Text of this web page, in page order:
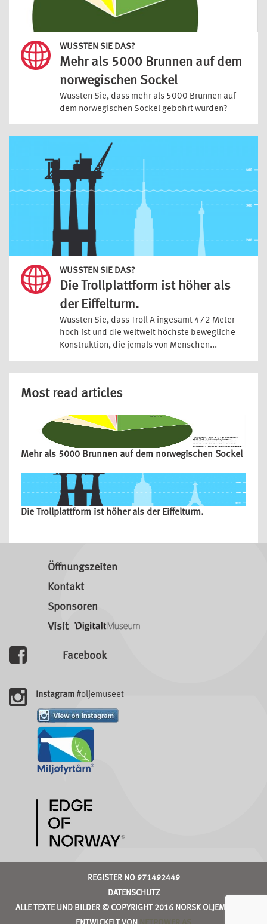
WUSSTEN SIE DAS?
Mehr als 5000 Brunnen auf dem
norwegischen Sockel
Wussten Sie, dass mehr als 5000 Brunnen auf
dem norwegischen Sockel gebohrt wurden?
WUSSTEN SIE DAS?
Die Trollplattform ist höher als
der Eiffelturm.
Wussten Sie, dass Troll A ingesamt 472 Meter
hoch ist und die weltweit höchste bewegliche
Konstruktion, die jemals von Menschen...
Most read articles
Mehr als 5000 Brunnen auf dem norwegischen Sockel
Die Trollplattform ist höher als der Eiffelturm.
Öffnungszeiten
Kontakt
Sponsoren
Visit
Facebook
Instagram#oljemuseet
REGISTER NO 971492449
DATENSCHUTZ
ALLE TEXTE UND BILDER © COPYRIGHT 2016 NORSK OLJEMUSEUM